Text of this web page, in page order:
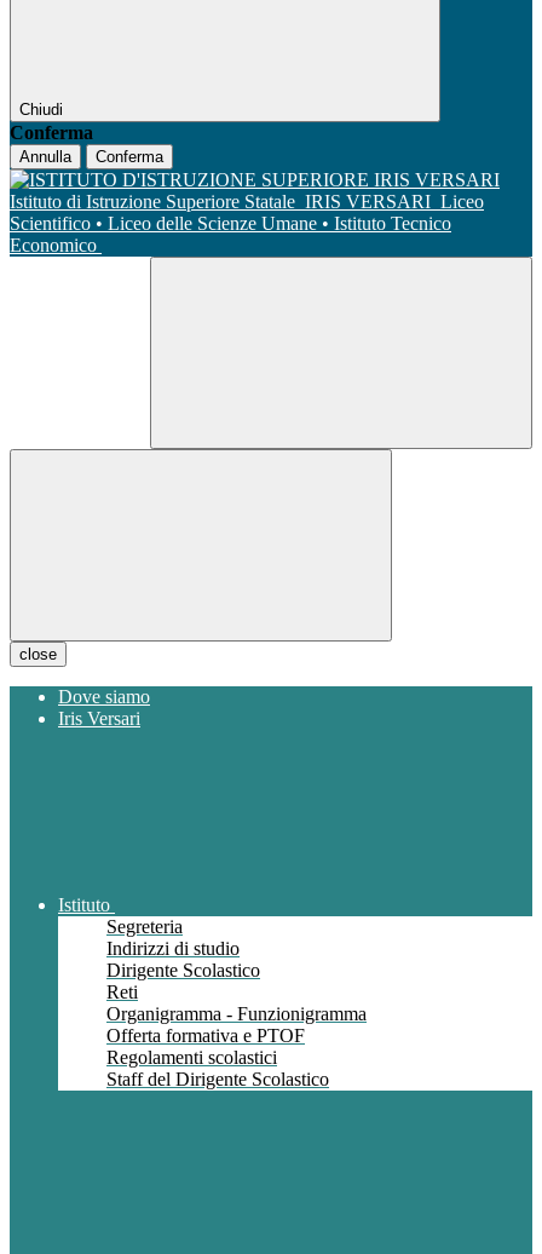
Chiudi
Conferma
Annulla Conferma
Istituto di Istruzione Superiore Statale IRIS VERSARI Liceo
Scientifico • Liceo delle Scienze Umane • Istituto Tecnico
Economico
close
Dove siamo
Iris Versari
Istituto
Segreteria
Indirizzi di studio
Dirigente Scolastico
Reti
Organigramma - Funzionigramma
Offerta formativa e PTOF
Regolamenti scolastici
Staff del Dirigente Scolastico